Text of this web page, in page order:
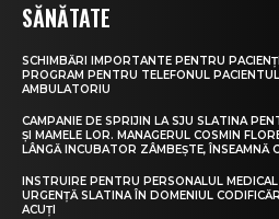
SĂNĂTATE
SCHIMBĂRI IMPORTANTE PENTRU
PROGRAM PENTRU TELEFONUL
AMBULATORIU
CAMPANIE DE SPRIJIN LA SJU SLATINA
ȘI MAMELE LOR. MANAGERUL COSMIN
LÂNGĂ INCUBATOR ZÂMBEȘTE, ÎNSEAMNĂ
INSTRUIRE PENTRU PERSONALUL
URGENȚĂ SLATINA ÎN DOMENIUL
ACUȚI